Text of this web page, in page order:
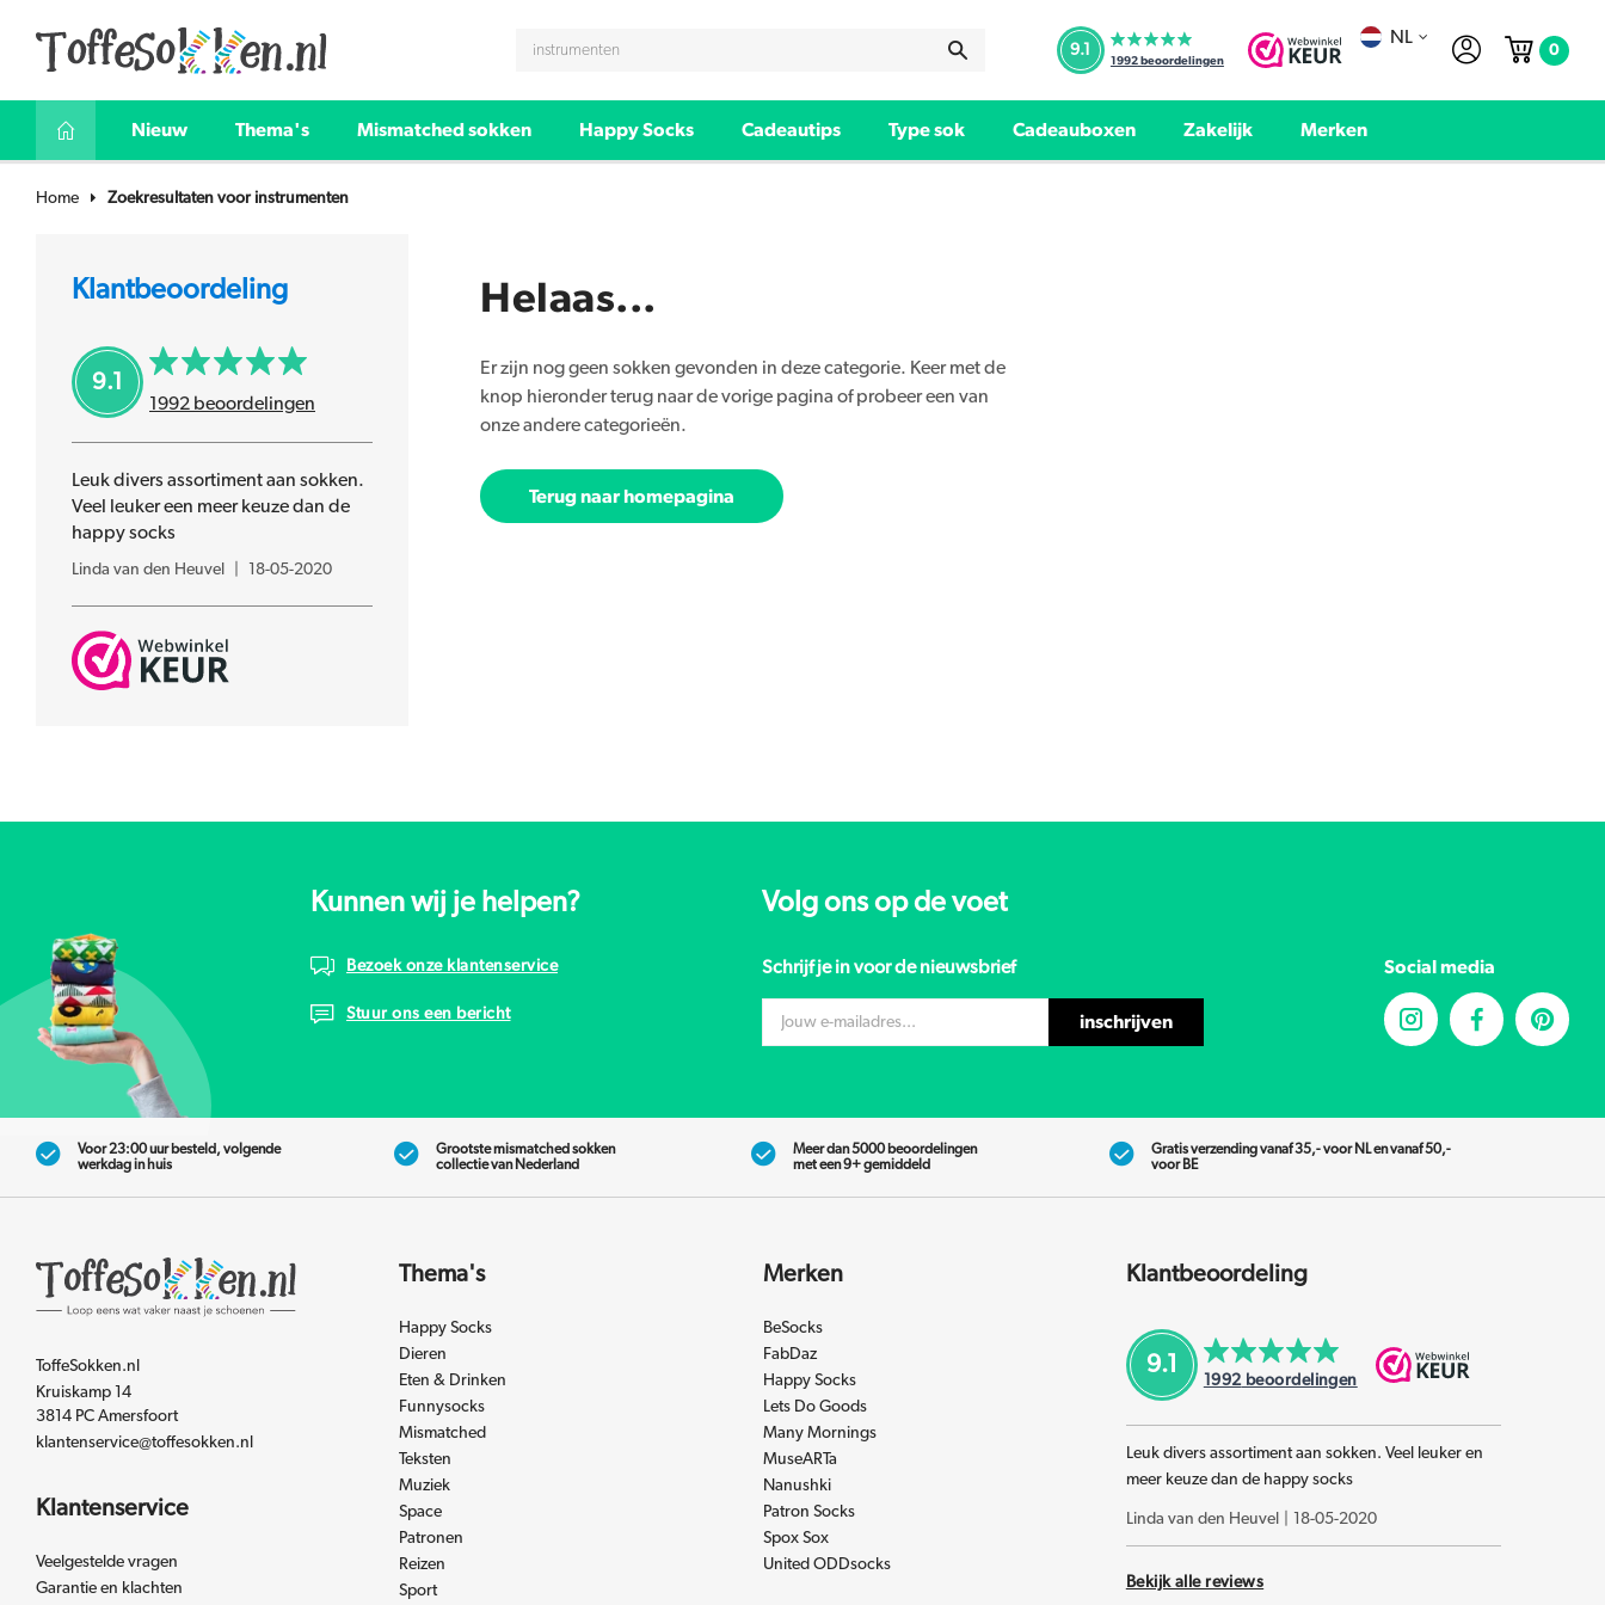
9.1
1992beoordelingen
NL
0
Nieuw Thema's Mismatched sokken Happy Socks Cadeautips Type sok Cadeauboxen Zakelijk Merken
Home Zoekresultaten voor instrumenten
Klantbeoordeling
9.1
1992 beoordelingen
Leuk divers assortiment aan sokken.
Veel leuker een meer keuze dan de
happy socks
Linda van den Heuvel 18-05-2020
Helaas...
Er zijn nog geen sokken gevonden in deze categorie. Keer met de
knop hieronder terug naar de vorige pagina of probeer een van
onze andere categorieën.
Terug naar homepagina
Kunnen wij je helpen?
Bezoek onze klantenservice
Stuur ons een bericht
Volg ons op de voet
Schrijf je in voor de nieuwsbrief
inschrijven
Social media
Voor 23:00 uur besteld, volgende
werkdag in huis
Grootste mismatched sokken
collectie van Nederland
Meer dan 5000 beoordelingen
met een 9+ gemiddeld
Gratis verzending vanaf 35,- voor NL en vanaf 50,-
voor BE
ToffeSokken.nl
Kruiskamp 14
3814 PC Amersfoort
klantenservice@toffesokken.nl
Klantenservice
Veelgestelde vragen
Garantie en klachten
Thema's
Happy Socks
Dieren
Eten & Drinken
Funnysocks
Mismatched
Teksten
Muziek
Space
Patronen
Reizen
Sport
Merken
BeSocks
FabDaz
Happy Socks
Lets Do Goods
Many Mornings
MuseARTa
Nanushki
Patron Socks
Spox Sox
United ODDsocks
Klantbeoordeling
9.1
1992beoordelingen
Leuk divers assortiment aan sokken. Veel leuker en
meer keuze dan de happy socks
Linda van den Heuvel 18-05-2020
Bekijk alle reviews